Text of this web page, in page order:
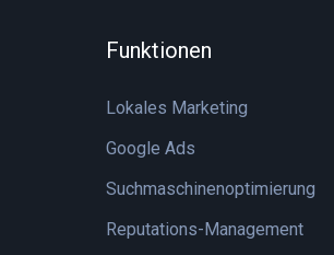
Funktionen
Lokales Marketing
Google Ads
Suchmaschinenoptimierung
Reputations-Management